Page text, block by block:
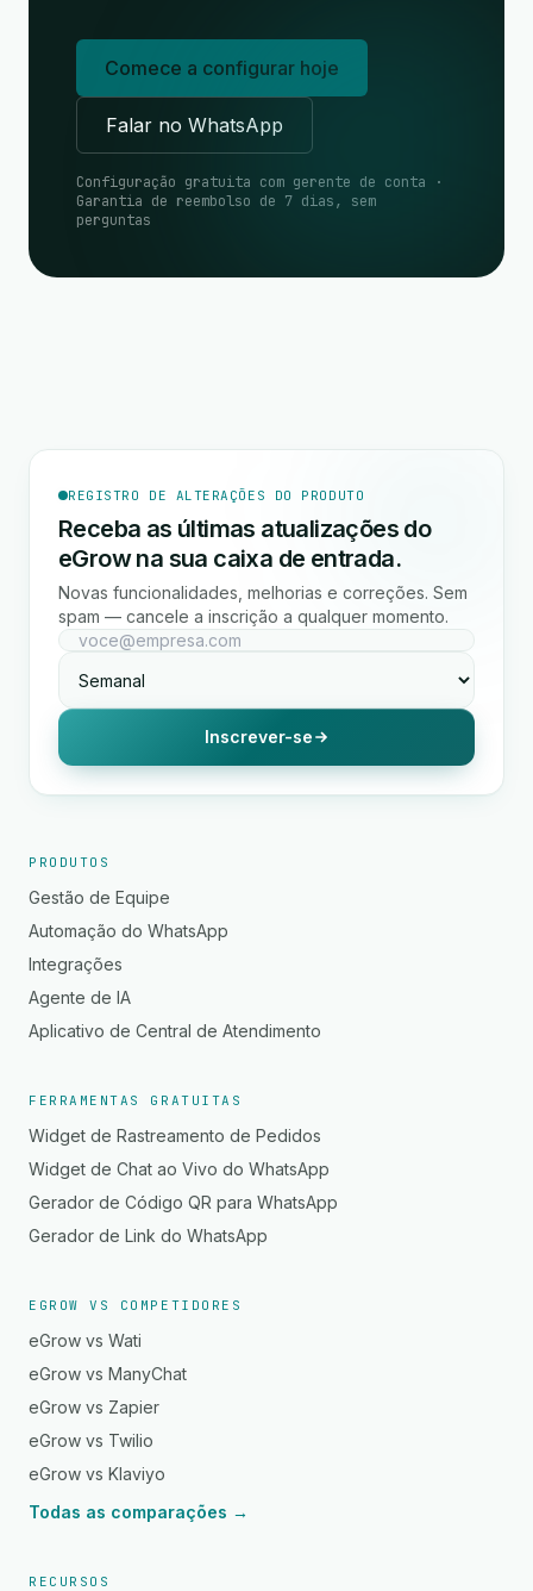
Comece a configurar hoje
Falar no WhatsApp
Configuração gratuita com gerente de conta ·
Garantia de reembolso de 7 dias, sem
perguntas
REGISTRO DE ALTERAÇÕES DO PRODUTO
Receba as últimas atualizações do
eGrow na sua caixa de entrada.
Novas funcionalidades, melhorias e correções. Sem
spam — cancele a inscrição a qualquer momento.
Inscrever-se
PRODUTOS
Gestão de Equipe
Automação do WhatsApp
Integrações
Agente de IA
Aplicativo de Central de Atendimento
FERRAMENTAS GRATUITAS
Widget de Rastreamento de Pedidos
Widget de Chat ao Vivo do WhatsApp
Gerador de Código QR para WhatsApp
Gerador de Link do WhatsApp
EGROW VS COMPETIDORES
eGrow vs Wati
eGrow vs ManyChat
eGrow vs Zapier
eGrow vs Twilio
eGrow vs Klaviyo
Todas as comparações →
RECURSOS